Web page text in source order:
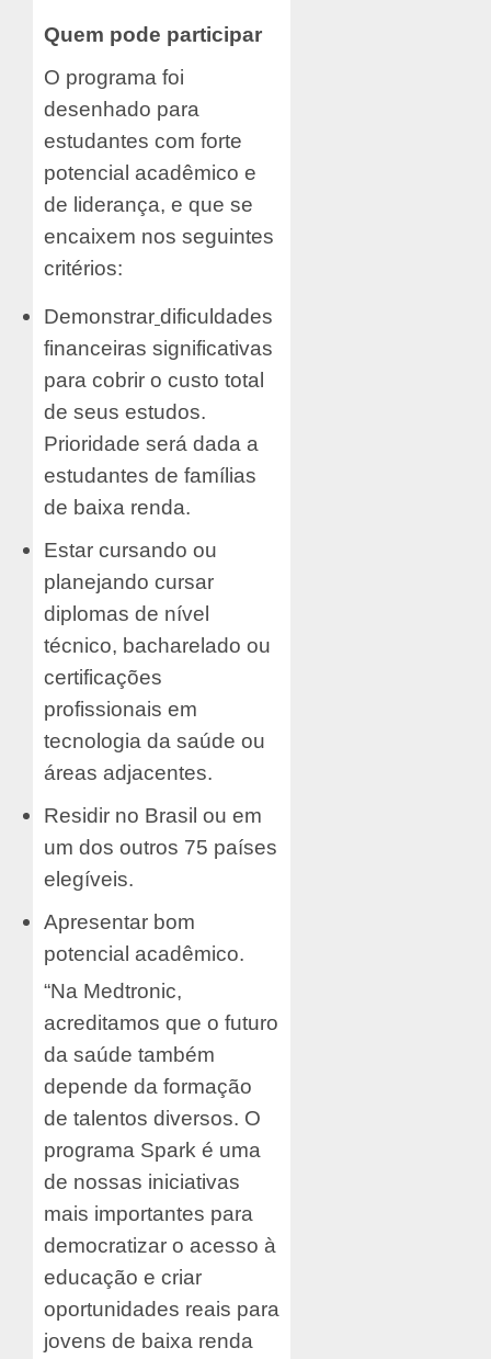
Quem pode participar
O programa foi
desenhado para
estudantes com forte
potencial acadêmico e
de liderança, e que se
encaixem nos seguintes
critérios:
Demonstrar dificuldades
financeiras significativas
para cobrir o custo total
de seus estudos.
Prioridade será dada a
estudantes de famílias
de baixa renda.
Estar cursando ou
planejando cursar
diplomas de nível
técnico, bacharelado ou
certificações
profissionais em
tecnologia da saúde ou
áreas adjacentes.
Residir no Brasil ou em
um dos outros 75 países
elegíveis.
Apresentar bom
potencial acadêmico.
“Na Medtronic,
acreditamos que o futuro
da saúde também
depende da formação
de talentos diversos. O
programa Spark é uma
de nossas iniciativas
mais importantes para
democratizar o acesso à
educação e criar
oportunidades reais para
jovens de baixa renda